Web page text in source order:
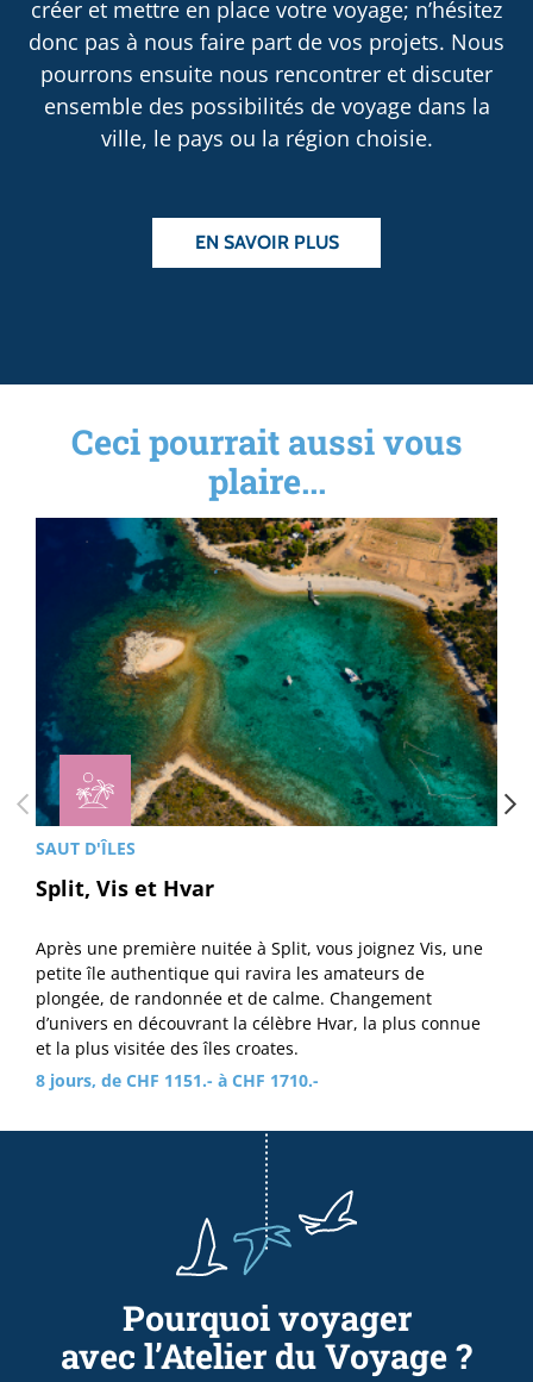
créer et mettre en place votre voyage; n’hésitez
donc pas à nous faire part de vos projets. Nous
pourrons ensuite nous rencontrer et discuter
ensemble des possibilités de voyage dans la
ville, le pays ou la région choisie.
EN SAVOIR PLUS
Ceci pourrait aussi vous
plaire...
SAUT D'ÎLES
Split, Vis et Hvar
Après une première nuitée à Split, vous joignez Vis, une
petite île authentique qui ravira les amateurs de
plongée, de randonnée et de calme. Changement
d’univers en découvrant la célèbre Hvar, la plus connue
et la plus visitée des îles croates.
8 jours, de CHF 1151.- à CHF 1710.-
Pourquoi voyager
avec l’Atelier du Voyage ?